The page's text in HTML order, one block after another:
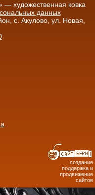
художественная ковка
данных
с. Акулово, ул. Новая,
создание
поддержка и
продвижение
сайтов